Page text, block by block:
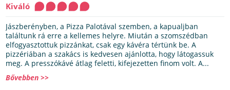
Kiváló
Jászberényben, a Pizza Palotával szemben, a kapualjban
találtunk rá erre a kellemes helyre. Miután a szomszédban
elfogyasztottuk pizzánkat, csak egy kávéra tértünk be. A
pizzériában a szakács is kedvesen ajánlotta, hogy látogassuk
meg. A presszókávé átlag feletti, kifejezetten finom volt. A...
Bővebben >>